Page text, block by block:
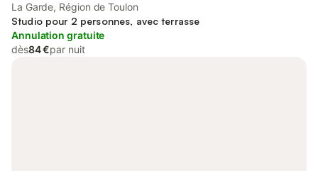
La Garde, Région de Toulon
Studio pour 2 personnes, avec terrasse
Annulation gratuite
dès84 €par nuit